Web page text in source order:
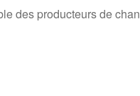
des producteurs de